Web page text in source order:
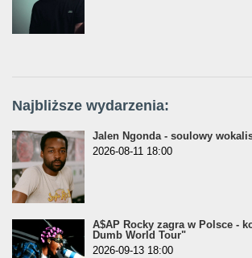
Najbliższe wydarzenia:
Jalen Ngonda - soulowy
2026-08-11 18:00
A$AP Rocky zagra w Polsce -
Dumb World Tour"
2026-09-13 18:00